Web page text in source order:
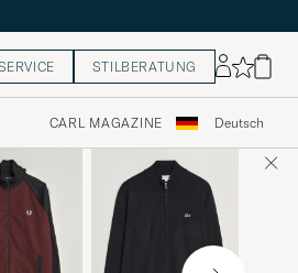
STILBERATUNG
CARL MAGAZINE Deutsch